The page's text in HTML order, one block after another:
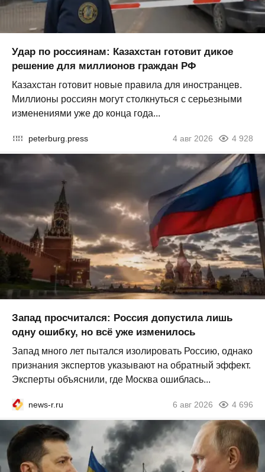
Удар по россиянам: Казахстан готовит дикое
решение для миллионов граждан РФ
Казахстан готовит новые правила для иностранцев.
Миллионы россиян могут столкнуться с серьезными
изменениями уже до конца года...
peterburg.press 4 авг 2026 4 928
Запад просчитался: Россия допустила лишь
одну ошибку, но всё уже изменилось
Запад много лет пытался изолировать Россию, однако
признания экспертов указывают на обратный эффект.
Эксперты объяснили, где Москва ошиблась...
news-r.ru 6 авг 2026 4 696